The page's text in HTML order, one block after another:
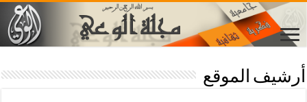
أرشيف الموقع